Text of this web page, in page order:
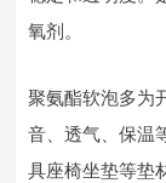
氧剂。
聚氨酯软泡多为
音、透气、保温
具座椅坐垫等垫